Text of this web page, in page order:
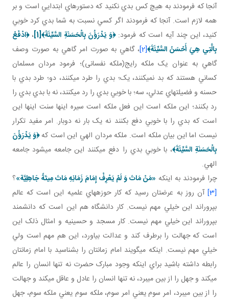
آنجا که فرمودند به هيچ کس بدي نکنيد که دستورهاي ابتدايي است و بر
همه لازم است. آنجا که فرمودند اگر کسي نسبت به شما بدي کرد خوبي
کنيد، اين چند آيه است که فرمود:﴿وَ يَدْرَؤُنَ بِالْحَسَنَةِ السَّيِّئَةَ﴾[1] ،﴿ادْفَعْ
بِالَّتِي هِيَ أَحْسَنُ السَّيِّئَةَ﴾[2] ، گاهي به صورت امر گاهي به صورت وصف
گاهي به عنوان يک ملکه رايج(ملکه نفسانی)؛ فرمود مردان مسلمان
کساني هستند که بد نمي کنند، يک؛ بدي را طرد مي کنند، دو؛ طرد بدي با
حسنه و فضيلت هاي عدلي، سه؛ با خوبي بدي را رد مي کنند، نه با بدي بدي را
رد بکنند؛ اين ملکه است اين فعل ملکه است سيره اينها سنت اينها اين
است که بدي را با خوبي دفع بکنند نه يک بار نه دوبار. امر مفيد تکرار
نيست اما اين بيان ملکه است. ملکه مردان الهي اين است که﴿وَ يَدْرَؤُنَ
بِالْحَسَنَةِ السَّيِّئَةَ﴾، با خوبي بدي را دفع مي کنند اين جامعه مي شود جامعه
الهي.
چرا فرمودند به اينکه «مَنْ مَاتَ وَ لَمْ يَعْرِفْ إِمَامَ زَمَانِهِ مَاتَ مِيتَةً جَاهِلِيَّة»؟
[3]
آن روز به عرضتان رسيد که کار حوزه هاي علميه اين است که عالم
بپروراند اين خيلي مهم نيست. کار دانشگاه هم اين است که دانشمند
بپروراند اين خيلي مهم نيست. کار مسجد و حسينيه و امثال ذلک اين
است که جهالت را برطرف کند و عدالت بياورد، اين هم مهم است ولي
خيلي مهم نيست. اينکه مي گويند امام زمانتان را بشناسيد با امام زمانتان
رابطه داشته باشيد براي اينکه وجود مبارک حضرت نه تنها انسان را عالم
مي کند و جهل را از بين مي برد، نه تنها انسان را عادل و عاقل مي کند و جهالت
را از بين مي برد، امر سوم يعني امر سوم، ملکه سوم يعني ملکه سوم، جهل